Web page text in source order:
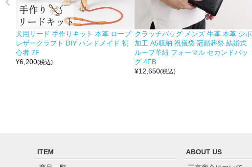
犬用リード 手作りキット 本革 ロープ
レザークラフト DIY ハンドメイド 初
心者 7F
¥6,200(税込)
クラッチバッグ メンズ 牛革 本革 シボ
加工 A5収納 祝儀袋 冠婚葬祭 結婚式
ループ革紐 フォーマル セカンドバッ
グ 4FB
¥12,650(税込)
ITEM
ABOUT US